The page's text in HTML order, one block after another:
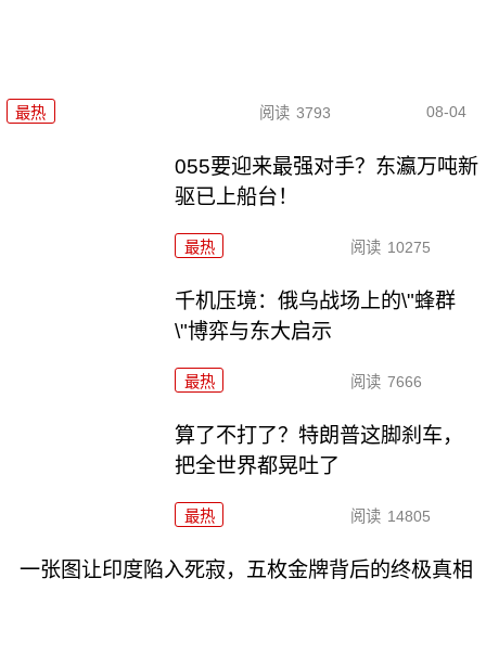
最热 阅读 3793 08-04
055要迎来最强对手？东瀛万吨新
驱已上船台！
最热 阅读 10275
千机压境：俄乌战场上的\"蜂群
\"博弈与东大启示
最热 阅读 7666
算了不打了？特朗普这脚刹车，
把全世界都晃吐了
最热 阅读 14805
一张图让印度陷入死寂，五枚金牌背后的终极真相